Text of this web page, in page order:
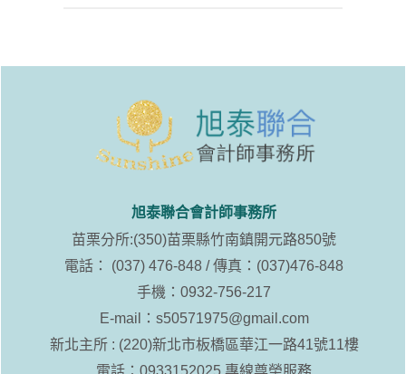
旭泰聯合會計師事務所
苗栗分所:(350)苗栗縣竹南鎮開元路850號
電話： (037) 476-848 / 傳真：(037)476-848
手機：0932-756-217
E-mail： s50571975@gmail.com
新北主所 : (220)新北市板橋區華江一路41號11樓
電話：0933152025 專線尊榮服務